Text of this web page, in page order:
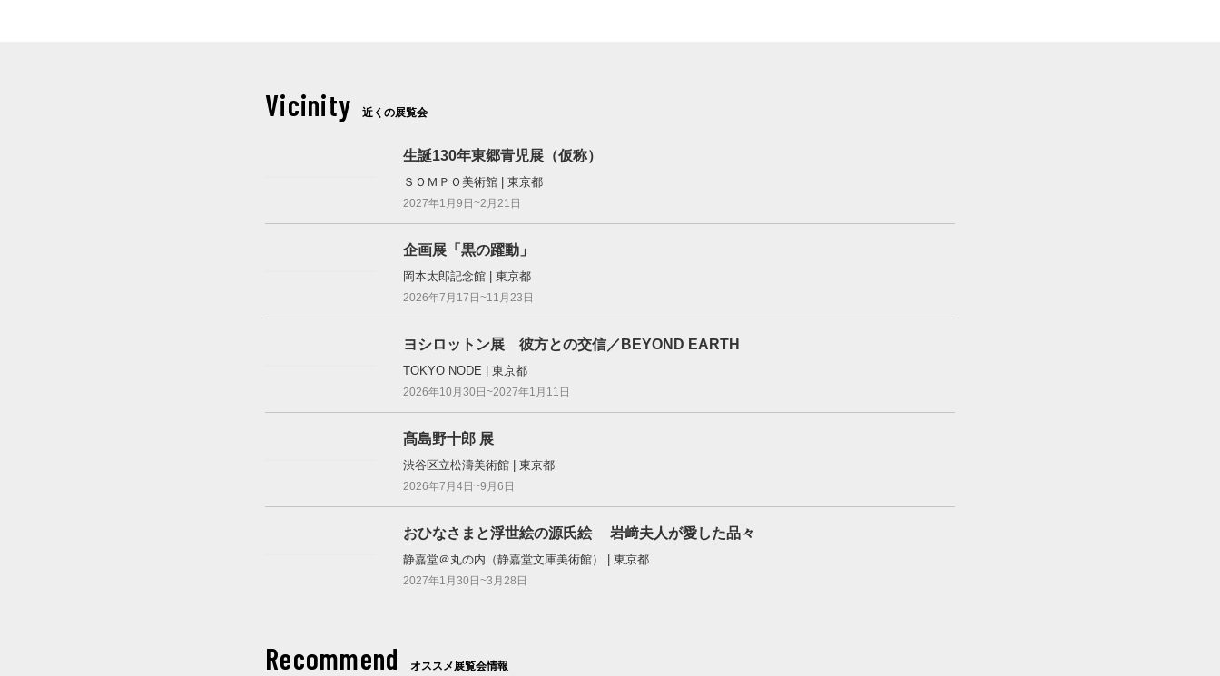
Vicinity 近くの展覧会
生誕130年東郷青児展（仮称）
ＳＯＭＰＯ美術館 | 東京都
2027年1月9日~2月21日
企画展「黒の躍動」
岡本太郎記念館 | 東京都
2026年7月17日~11月23日
ヨシロットン展 彼方との交信／BEYOND EARTH
TOKYO NODE | 東京都
2026年10月30日~2027年1月11日
髙島野十郎 展
渋谷区立松濤美術館 | 東京都
2026年7月4日~9月6日
おひなさまと浮世絵の源氏絵 岩﨑夫人が愛した品々
静嘉堂＠丸の内（静嘉堂文庫美術館） | 東京都
2027年1月30日~3月28日
Recommend オススメ展覧会情報